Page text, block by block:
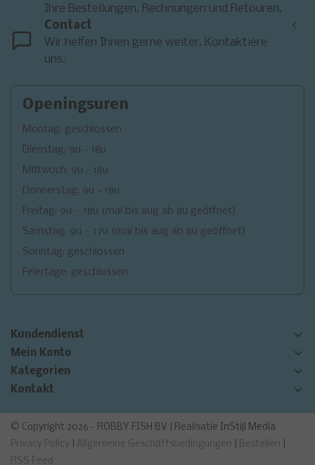
Ihre Bestellungen, Rechnungen und Retouren.
Contact
Wir helfen Ihnen gerne weiter. Kontaktiere
uns.
<
Openingsuren
Montag: geschlossen
Dienstag: 9u - 18u
Mittwoch: 9u - 18u
Donnerstag: 9u - 18u
Freitag: 9u – 18u (mai bis aug ab 8u geöffnet)
Samstag: 9u – 17u (mai bis aug ab 8u geöffnet)
Sonntag: geschlossen
Feiertage: geschlossen
Kundendienst
Mein Konto
Kategorien
Kontakt
© Copyright 2026 - ROBBY FISH BV | Realisatie InStijl Media
Privacy Policy
Allgemeine Geschäftsbedingungen Bestellen
RSS Feed